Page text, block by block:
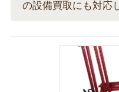
の設備買取にも対応